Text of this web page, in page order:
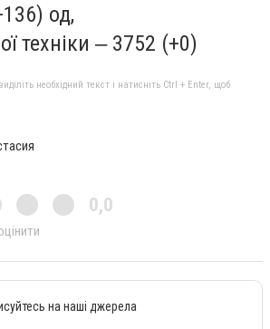
од,
техніки ‒ 3752 (+0)
необхідний текст і натисніть Ctrl + Enter, щоб
0,0
на наші джерела